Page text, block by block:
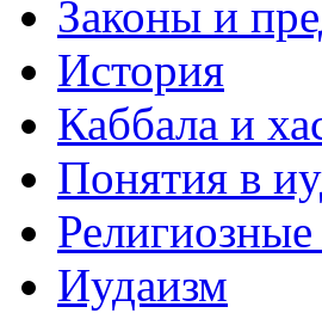
Законы и
История
Каббала и
Понятия в
Иудаизм